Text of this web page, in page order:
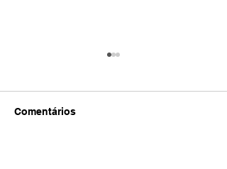
Comentários